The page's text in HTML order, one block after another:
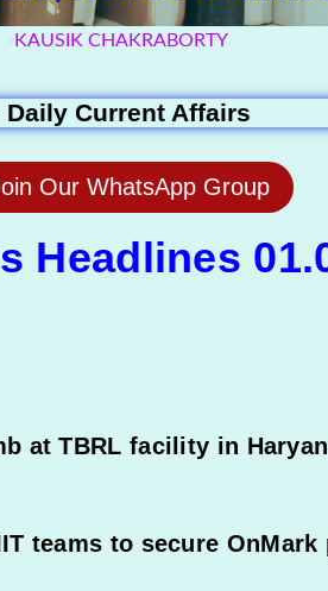
KAUSIK CHAKRABORTY
Daily Current Affairs
Our WhatsApp Group
Headlines
at TBRL facility in
teams to secure OnMark